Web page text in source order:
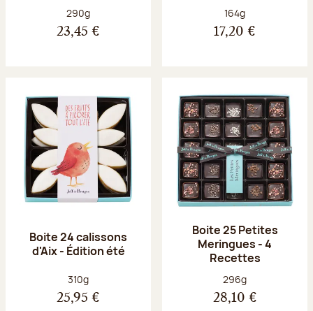
Poids net :
290g
23,45 €
Poids net :
164g
17,20 €
Boite 24 calissons
d'Aix - Édition été
Poids net :
310g
25,95 €
Boite 25 Petites
Meringues - 4
Recettes
Poids net :
296g
28,10 €